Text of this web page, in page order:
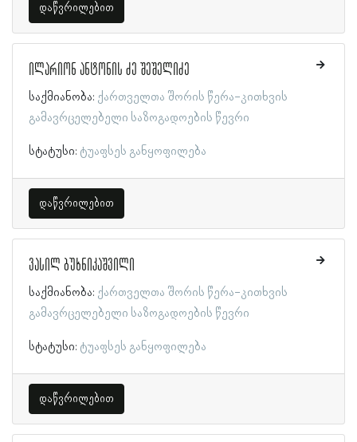
დაწვრილებით
ილარიონ ანტონის ძე შეშელიძე
საქმიანობა: ქართველთა შორის წერა-კითხვის
გამავრცელებელი საზოგადოების წევრი
სტატუსი: ტუაფსეს განყოფილება
დაწვრილებით
ვასილ ბუხნიკაშვილი
საქმიანობა: ქართველთა შორის წერა-კითხვის
გამავრცელებელი საზოგადოების წევრი
სტატუსი: ტუაფსეს განყოფილება
დაწვრილებით